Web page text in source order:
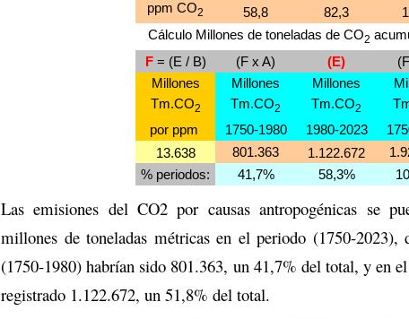
ppm CO2 58,8 82,3
Cálculo Millones de toneladas de CO2
F= (E / B) (F x A) (E)
Millones
Millones Millones
Tm.CO2 Tm.CO2 Tm.CO2
por ppm 1750-1980 1980-2023
13.638
801.363 1.122.672
% periodos:
41,7% 58,3%
Las emisiones del CO2 por causas antropogénicas se
millones de toneladas métricas en el periodo (1750-2023),
(1750-1980) habrían sido 801.363, un 41,7% del total, y en
registrado 1.122.672, un 51,8% del total.